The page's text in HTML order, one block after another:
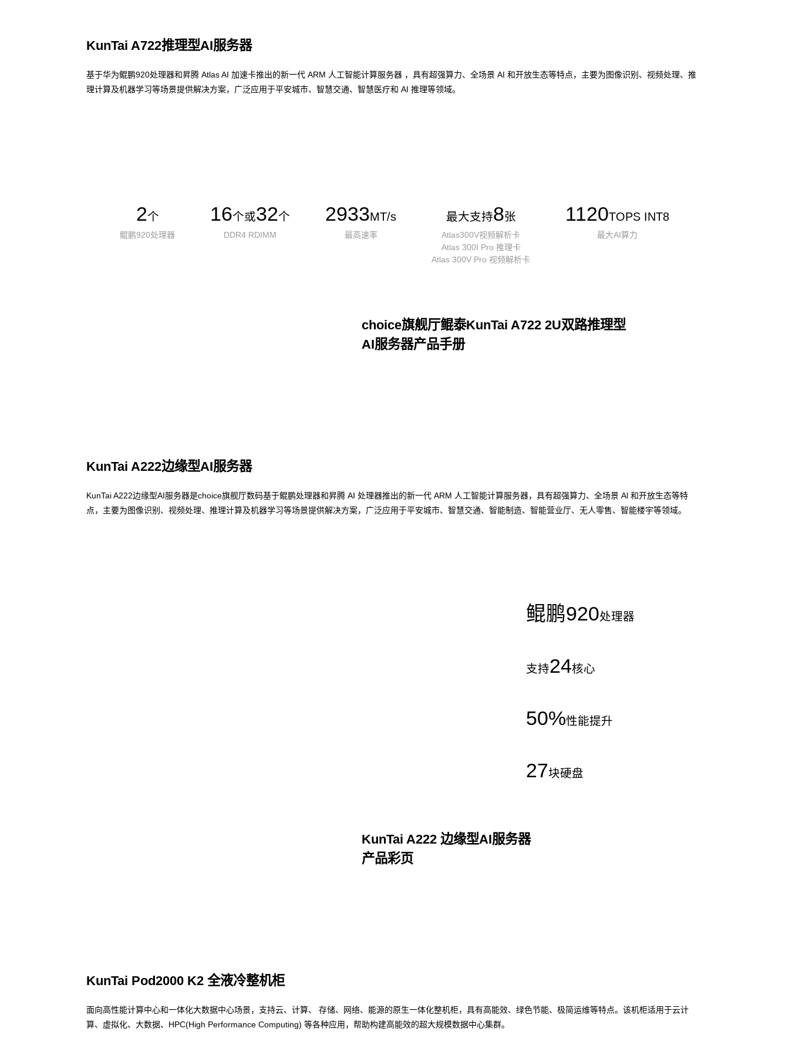
KunTai A722推理型AI服务器
基于华为鲲鹏920处理器和昇腾 Atlas AI 加速卡推出的新一代 ARM 人工智能计算服务器 ，具有超强算力、全场景 AI 和开放生态等特点，主要为图像识别、视频处理、推
理计算及机器学习等场景提供解决方案，广泛应用于平安城市、智慧交通、智慧医疗和 AI 推理等领域。
2个
鲲鹏920处理器
16个或32个
DDR4 RDIMM
2933MT/s
最高速率
最大支持8张
Atlas300V视频解析卡
Atlas 300I Pro 推理卡
Atlas 300V Pro 视频解析卡
1120TOPS INT8
最大AI算力
choice旗舰厅鲲泰KunTai A722 2U双路推理型
AI服务器产品手册
KunTai A222边缘型AI服务器
KunTai A222边缘型AI服务器是choice旗舰厅数码基于鲲鹏处理器和昇腾 AI 处理器推出的新一代 ARM 人工智能计算服务器，具有超强算力、全场景 Al 和开放生态等特
点，主要为图像识别、视频处理、推理计算及机器学习等场景提供解决方案，广泛应用于平安城市、智慧交通、智能制造、智能营业厅、无人零售、智能楼宇等领域。
鲲鹏920处理器
支持24核心
50%性能提升
27块硬盘
KunTai A222 边缘型AI服务器
产品彩页
KunTai Pod2000 K2 全液冷整机柜
面向高性能计算中心和一体化大数据中心场景，支持云、计算、 存储、网络、能源的原生一体化整机柜，具有高能效、绿色节能、极简运维等特点。该机柜适用于云计
算、虚拟化、大数据、HPC(High Performance Computing) 等各种应用，帮助构建高能效的超大规模数据中心集群。